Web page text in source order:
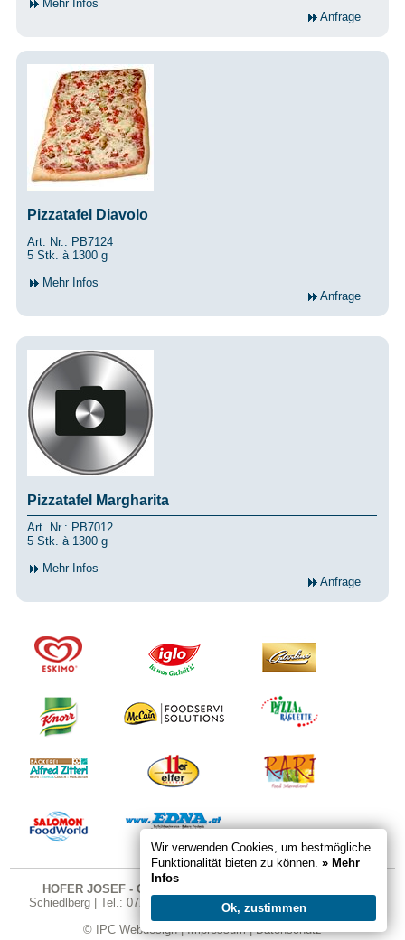
Wir verwenden Cookies, um bestmögliche
Funktionalität bieten zu können. » Mehr
Infos
Ok, zustimmen
Mehr Infos
Anfrage
Pizzatafel Diavolo
Art. Nr.: PB7124
5 Stk. à 1300 g
Mehr Infos
Anfrage
Pizzatafel Margharita
Art. Nr.: PB7012
5 Stk. à 1300 g
Mehr Infos
Anfrage
HOFER JOSEF - GASTRO SHOP
Schiedlberg | Tel.: 07251 324 | Fax DW 20 | E-Mail:
shop.cc
© IPC Webdesign|Impressum|Datenschutz